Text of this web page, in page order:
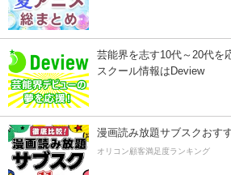
芸能界を志す10代～20代を
スクール情報はDeview
漫画読み放題サブスクおす
オリコン顧客満足度ランキング